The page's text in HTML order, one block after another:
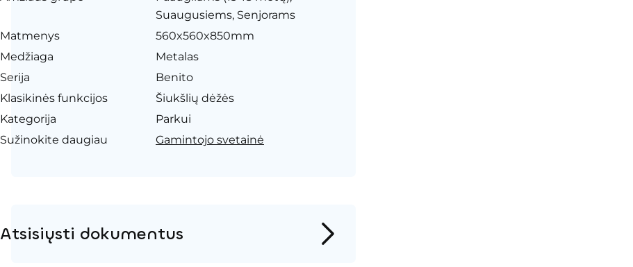
Suaugusiems, Senjorams
Matmenys
560x560x850mm
Medžiaga
Metalas
Serija
Benito
Klasikinės funkcijos
Šiukšlių dėžės
Kategorija
Parkui
Sužinokite daugiau
Gamintojo svetainė
Atsisiųsti dokumentus